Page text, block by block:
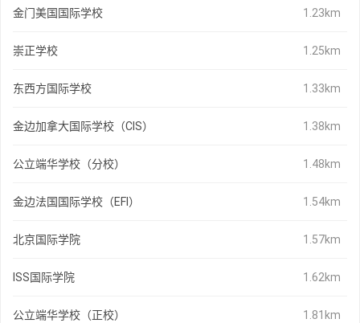
金门美国国际学校 1.23km
崇正学校 1.25km
东西方国际学校 1.33km
金边加拿大国际学校（CIS） 1.38km
公立端华学校（分校） 1.48km
金边法国国际学校（EFI） 1.54km
北京国际学院 1.57km
ISS国际学院 1.62km
公立端华学校（正校） 1.81km